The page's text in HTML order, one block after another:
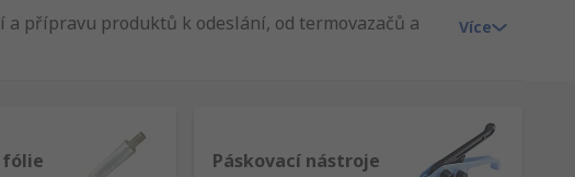
přípravu produktů k odeslání, od termovazačů a
Více
fólie Páskovací nástroje